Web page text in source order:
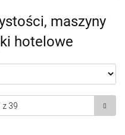
maszyny
hotelowe